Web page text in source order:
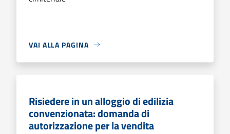
VAI ALLA PAGINA
Risiedere in un alloggio di edilizia
convenzionata: domanda di
autorizzazione per la vendita